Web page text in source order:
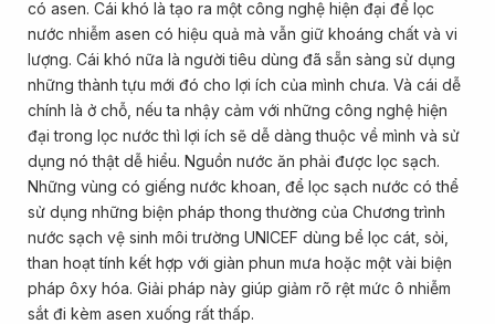
có asen. Cái khó là tạo ra một công nghệ hiện đại để lọc
nước nhiễm asen có hiệu quả mà vẫn giữ khoáng chất và vi
lượng. Cái khó nữa là người tiêu dùng đã sẵn sàng sử dụng
những thành tựu mới đó cho lợi ích của mình chưa. Và cái dễ
chính là ở chỗ, nếu ta nhậy cảm với những công nghệ hiện
đại trong lọc nước thì lợi ích sẽ dễ dàng thuộc về mình và sử
dụng nó thật dễ hiểu. Nguồn nước ăn phải được lọc sạch.
Những vùng có giếng nước khoan, để lọc sạch nước có thể
sử dụng những biện pháp thong thường của Chương trình
nước sạch vệ sinh môi trường UNICEF dùng bể lọc cát, sỏi,
than hoạt tính kết hợp với giàn phun mưa hoặc một vài biện
pháp ôxy hóa. Giải pháp này giúp giảm rõ rệt mức ô nhiễm
sắt đi kèm asen xuống rất thấp.